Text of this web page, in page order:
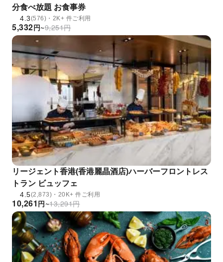
分食べ放題 お食事券
4.3(576)・2K+ 件ご利用
円
5,332 ~ 円
9,251
リージェント香港(香港麗晶酒店)ハーバーフロントレス
トラン ビュッフェ
4.5(2,873)・20K+ 件ご利用
円
10,261 ~ 円
13,291